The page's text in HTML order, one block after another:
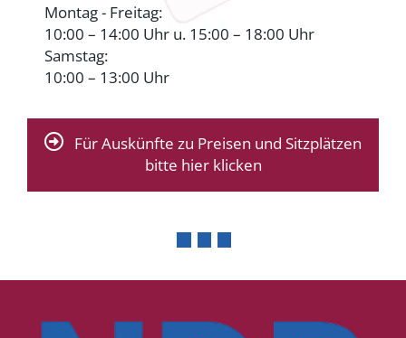
Montag - Freitag:
10:00 – 14:00 Uhr u. 15:00 – 18:00 Uhr
Samstag:
10:00 – 13:00 Uhr
Für Auskünfte zu Preisen und Sitzplätzen
bitte hier klicken